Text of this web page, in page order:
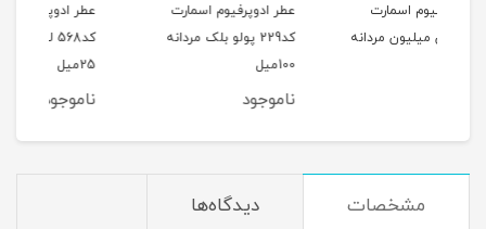
عطر ادوپرفیوم اسمارت
کد229 پولو بلک مردانه
عطر ادوپرفیوم اسمارت
کد568 لانکوم آیدول زنانه
مشخصات دیدگاه‌ها